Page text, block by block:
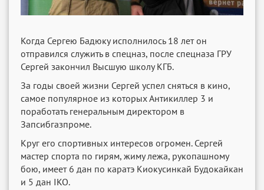
Когда Сергею Бадюку исполнилось 18 лет он
отправился служить в спецназ, после спецназа ГРУ
Сергей закончил Высшую школу КГБ.
За годы своей жизни Сергей успел сняться в кино,
самое популярное из которых Антикиллер 3 и
поработать генеральным директором в
Запсибгазпроме.
Круг его спортивных интересов огромен. Сергей
мастер спорта по гирям, жиму лежа, рукопашному
бою, имеет 6 дан по каратэ Киокусинкай Будокайкан
и 5 дан IKO.